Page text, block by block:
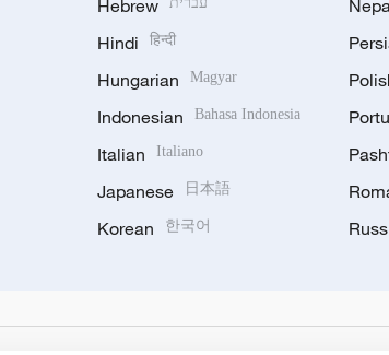
Hebrew
Hindi हिन्दी
Hungarian Magyar
Indonesian Bahasa Indonesia
Italian Italiano
Japanese 日本語
Korean 한국어